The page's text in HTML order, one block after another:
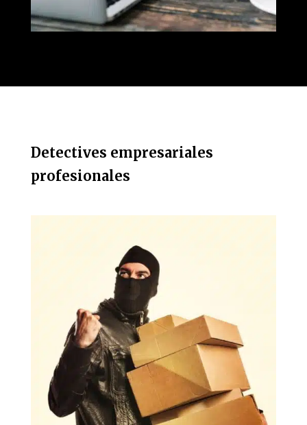
Detectives empresariales
profesionales